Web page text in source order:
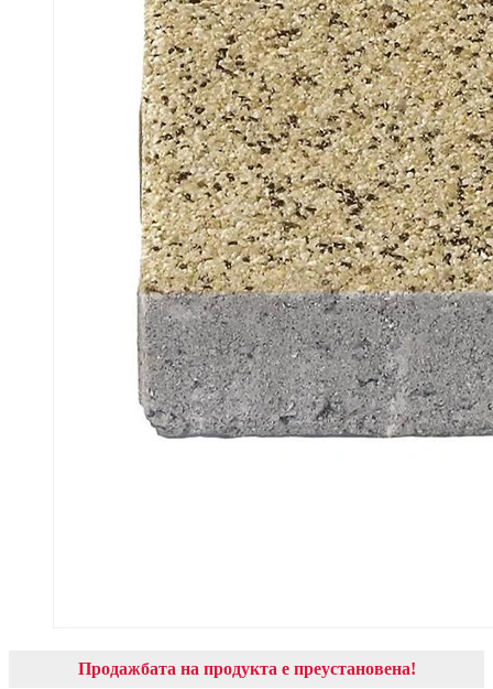
Продажбата на продукта е преустановена!